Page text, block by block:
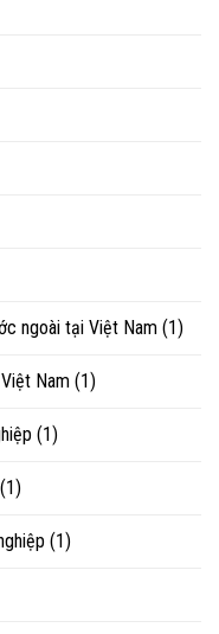
ngoài tại Việt Nam (1)
Nam (1)
(1)
(1)
(1)